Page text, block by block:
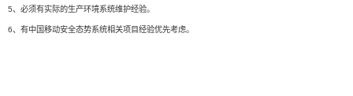
5、必须有实际的生产环境系统维护经验。
6、有中国移动安全态势系统相关项目经验优先考虑。